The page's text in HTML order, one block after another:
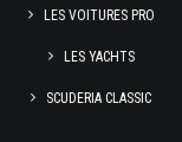
LES VOITURES PRO
LES YACHTS
SCUDERIA CLASSIC